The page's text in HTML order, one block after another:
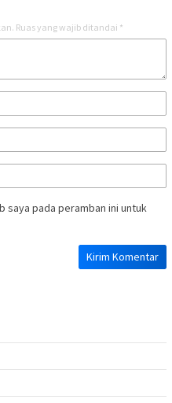
Ruas yang wajib ditandai *
saya pada peramban ini untuk